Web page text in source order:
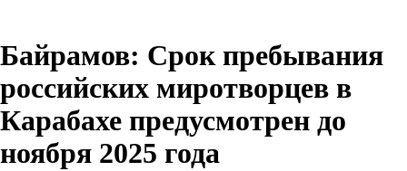
Байрамов: Срок пребывания
российских миротворцев в
Карабахе предусмотрен до
ноября 2025 года